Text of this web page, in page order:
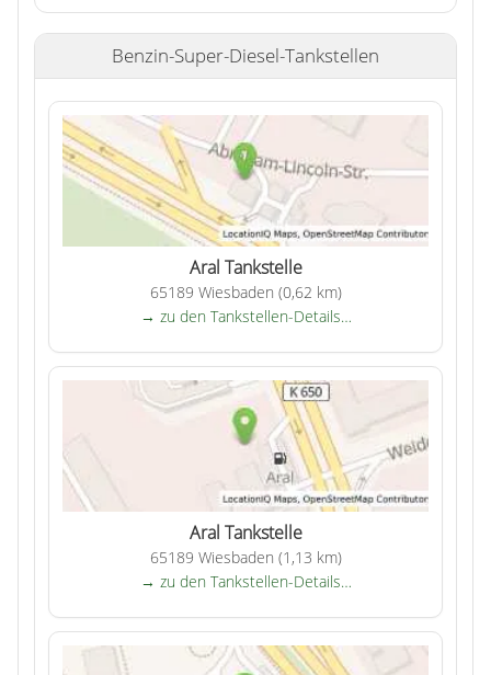
Benzin-Super-Diesel-Tankstellen
Aral Tankstelle
65189 Wiesbaden (0,62 km)
→ zu den Tankstellen-Details…
Aral Tankstelle
65189 Wiesbaden (1,13 km)
→ zu den Tankstellen-Details…